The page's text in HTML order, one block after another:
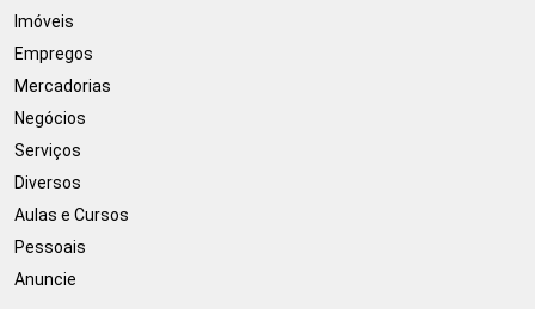
Imóveis
Empregos
Mercadorias
Negócios
Serviços
Diversos
Aulas e Cursos
Pessoais
Anuncie